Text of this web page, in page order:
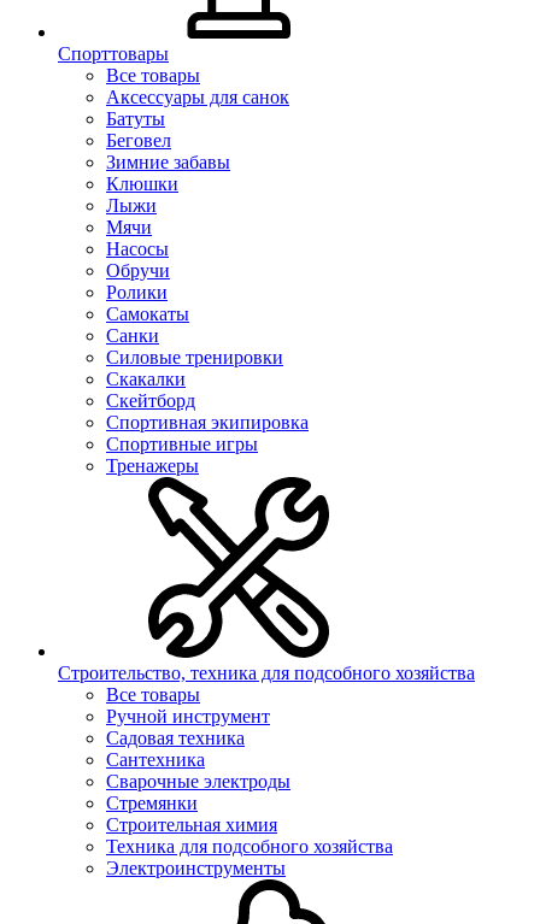
Спорттовары
Все товары
Аксессуары для санок
Батуты
Беговел
Зимние забавы
Клюшки
Лыжи
Мячи
Насосы
Обручи
Ролики
Самокаты
Санки
Силовые тренировки
Скакалки
Скейтборд
Спортивная экипировка
Спортивные игры
Тренажеры
Строительство, техника для подсобного хозяйства
Все товары
Ручной инструмент
Садовая техника
Сантехника
Сварочные электроды
Стремянки
Строительная химия
Техника для подсобного хозяйства
Электроинструменты